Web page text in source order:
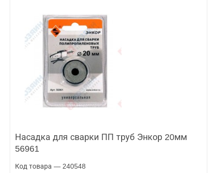
Насадка для сварки ПП труб Энкор 20мм
56961
Код товара — 240548